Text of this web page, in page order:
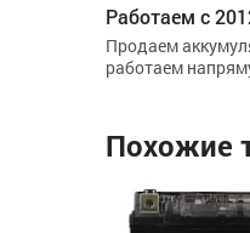
Работаем с
Продаем
работаем
Похожие